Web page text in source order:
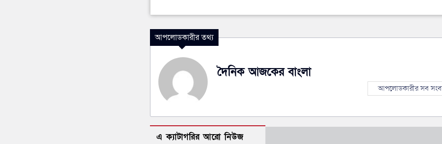
আপলোডকারীর তথ্য
দৈনিক আজকের বাংলা
আপলোডকারীর সব
এ ক্যাটাগরির আরো নিউজ